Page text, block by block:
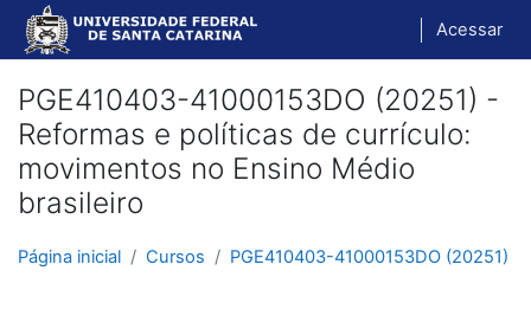
Ir para o conteúdo principal
Acessar
PGE410403-41000153DO (20251) -
Reformas e políticas de currículo:
movimentos no Ensino Médio
brasileiro
Página inicial Cursos PGE410403-41000153DO (20251)